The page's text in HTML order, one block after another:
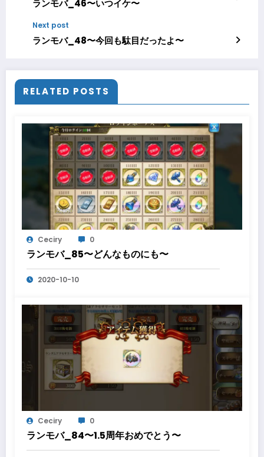
ランモバ_46〜いつイケ〜
Next post
ランモバ_48〜今回も駄目だったよ〜
RELATED POSTS
Ceciry 0
ランモバ_85〜どんなものにも〜
2020-10-10
Ceciry 0
ランモバ_84〜1.5周年おめでとう〜